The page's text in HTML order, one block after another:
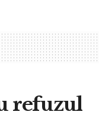
refuzul